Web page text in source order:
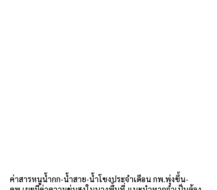
ค่าสารหนูน้ำกก-น้ำสาย-น้ำโขงประจำเดือน กพ.พุ่งขึ้น-